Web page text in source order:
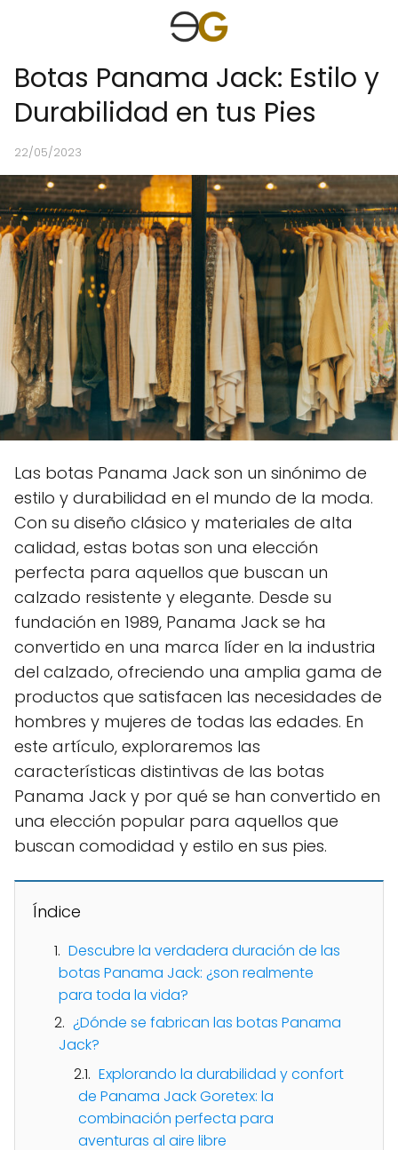
Botas Panama Jack: Estilo y
Durabilidad en tus Pies
22/05/2023
Las botas Panama Jack son un sinónimo de
estilo y durabilidad en el mundo de la moda.
Con su diseño clásico y materiales de alta
calidad, estas botas son una elección
perfecta para aquellos que buscan un
calzado resistente y elegante. Desde su
fundación en 1989, Panama Jack se ha
convertido en una marca líder en la industria
del calzado, ofreciendo una amplia gama de
productos que satisfacen las necesidades de
hombres y mujeres de todas las edades. En
este artículo, exploraremos las
características distintivas de las botas
Panama Jack y por qué se han convertido en
una elección popular para aquellos que
buscan comodidad y estilo en sus pies.
Índice
Descubre la verdadera duración de las
botas Panama Jack: ¿son realmente
para toda la vida?
¿Dónde se fabrican las botas Panama
Jack?
Explorando la durabilidad y confort
de Panama Jack Goretex: la
combinación perfecta para
aventuras al aire libre